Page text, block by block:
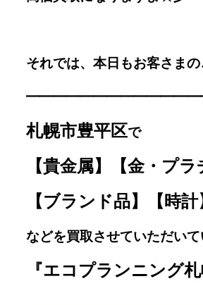
それでは、本日もお客さま
━━━━━━━━━━━━━
札幌市豊平区で
【貴金属】【金・プ
【ブランド品】【時計
などを買取させていただいて
『エコプランニング札